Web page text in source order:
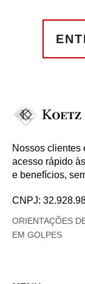
Nossos clientes
acesso rápido
e benefícios,
CNPJ:
ORIENTAÇÕES
EM GOLPES